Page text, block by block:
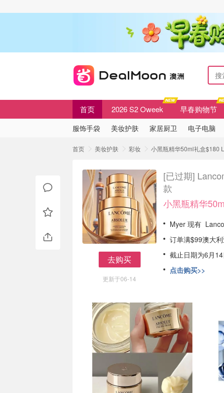
首页 2026 S2 Oweek 早春购物节
服饰手袋 美妆护肤 家居厨卫 电子电脑
首页 美妆护肤 彩妆 小黑瓶精华50ml礼盒$180
去购买
更新于06-14
[已过期]
款
小黑瓶精华
Myer 现有
订单满$99澳大利
截止日期为6月14
点击购买>>